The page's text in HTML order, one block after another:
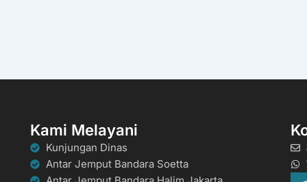
Kami Melayani
Kunjungan Dinas
Antar Jemput Bandara Soetta